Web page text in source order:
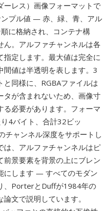
ーレス）画像フォーマットで
プル値 — 赤、緑、青、アル
に格納され、コンテナ構
。アルファチャンネルは各
指定します。最大値は完全に
値は半透明を表します。3
同様に、RGBAファイルは
タが含まれないため、画像寸
必要があります。フォーマ
4バイト、合計32ビッ
チャンネル深度をサポートし
は、アルファチャンネルはピ
前景要素を背景の上にブレン
にします — すべてのモダン
、PorterとDuffが1984年の
文で説明しています。